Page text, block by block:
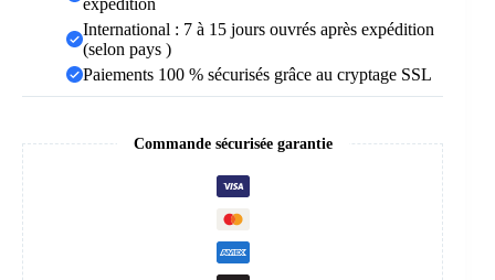
expédition
International : 7 à 15 jours ouvrés après expédition
(selon pays )
Paiements 100 % sécurisés grâce au cryptage SSL
Commande sécurisée garantie